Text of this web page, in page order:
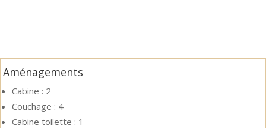
Aménagements
Cabine : 2
Couchage : 4
Cabine toilette : 1